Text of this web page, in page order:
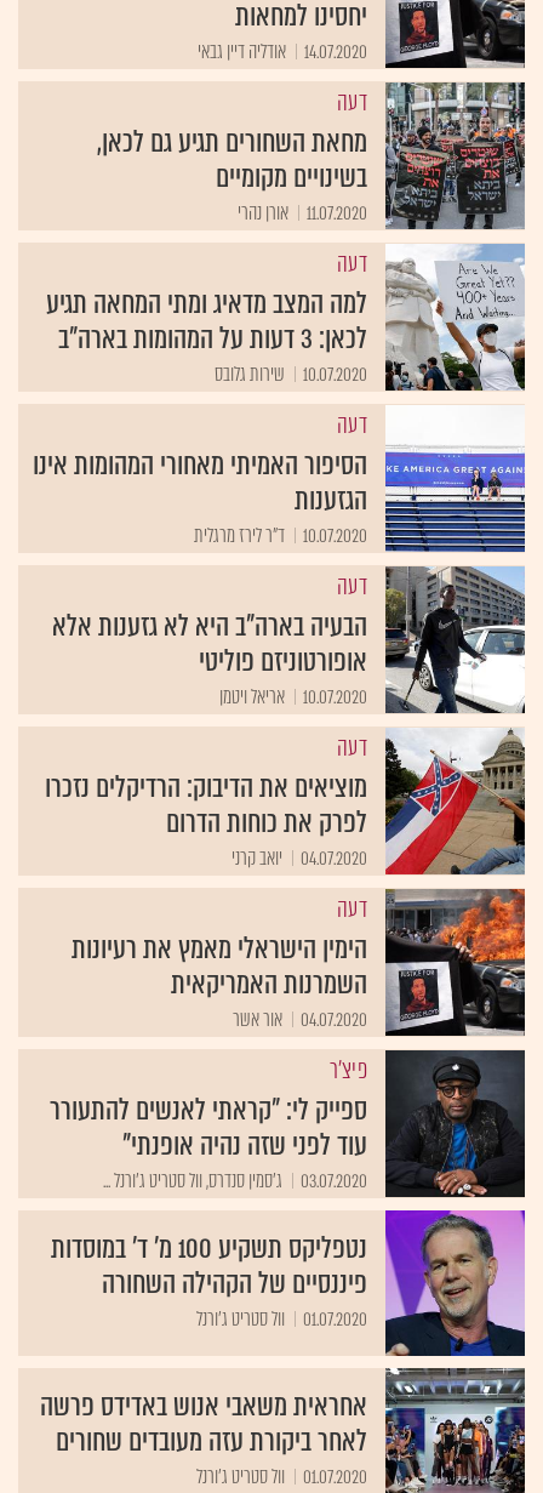
יחסינו למחאות
14.07.2020 אודליה דיין גבאי
דעה
מחאת השחורים תגיע גם לכאן,
בשינויים מקומיים
11.07.2020 אורן נהרי
דעה
למה המצב מדאיג ומתי המחאה תגיע
לכאן: 3 דעות על המהומות בארה"ב
10.07.2020 שירות גלובס
דעה
הסיפור האמיתי מאחורי המהומות אינו
הגזענות
10.07.2020 ד"ר לירז מרגלית
דעה
הבעיה בארה"ב היא לא גזענות אלא
אופורטוניזם פוליטי
10.07.2020 אריאל ויטמן
דעה
מוציאים את הדיבוק: הרדיקלים נזכרו
לפרק את כוחות הדרום
04.07.2020 יואב קרני
דעה
הימין הישראלי מאמץ את רעיונות
השמרנות האמריקאית
04.07.2020 אור אשר
פיצ'ר
ספייק לי: "קראתי לאנשים להתעורר
עוד לפני שזה נהיה אופנתי"
03.07.2020 ג'סמין סנדרס, וול סטריט ג'ורנל ...
נטפליקס תשקיע 100 מ' ד' במוסדות
פיננסיים של הקהילה השחורה
01.07.2020 וול סטריט ג'ורנל
אחראית משאבי אנוש באדידס פרשה
לאחר ביקורת עזה מעובדים שחורים
01.07.2020 וול סטריט ג'ורנל